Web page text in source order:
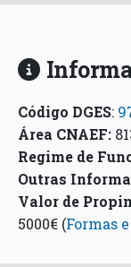
Código DGES:
Área CNAEF:
Regime de
Outras
Valor de
5000€ (Formas